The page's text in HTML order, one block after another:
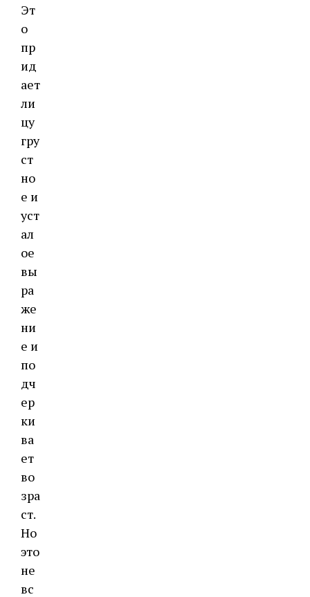
Эт
о
пр
ид
ает
ли
цу
гру
ст
но
е и
уст
ал
ое
вы
ра
же
ни
е и
по
дч
ер
ки
ва
ет
во
зра
ст.
Но
это
не
вс